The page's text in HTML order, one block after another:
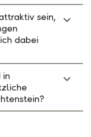
sein,
dabei
in